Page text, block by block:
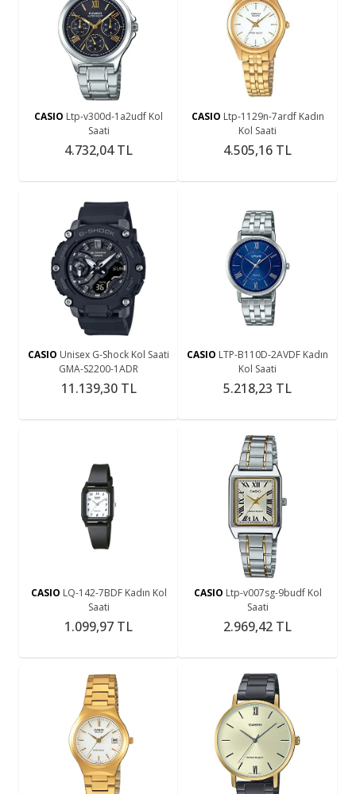
CASIO Ltp-v300d-1a2udf Kol
Saati
4.732,04 TL
CASIO Ltp-1129n-7ardf Kadın
Kol Saati
4.505,16 TL
CASIO Unisex G-Shock Kol Saati
GMA-S2200-1ADR
11.139,30 TL
CASIO LTP-B110D-2AVDF Kadın
Kol Saati
5.218,23 TL
CASIO LQ-142-7BDF Kadın Kol
Saati
1.099,97 TL
CASIO Ltp-v007sg-9budf Kol
Saati
2.969,42 TL